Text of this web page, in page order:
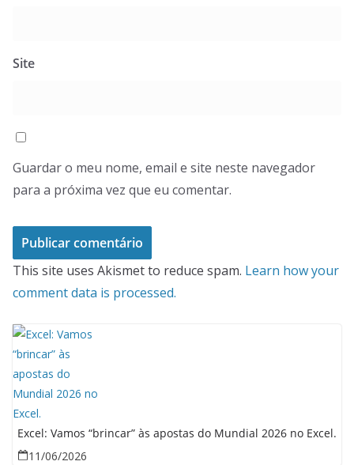
Site
Guardar o meu nome, email e site neste navegador
para a próxima vez que eu comentar.
This site uses Akismet to reduce spam. Learn how your
comment data is processed.
Excel: Vamos “brincar” às apostas do Mundial 2026 no Excel.
11/06/2026